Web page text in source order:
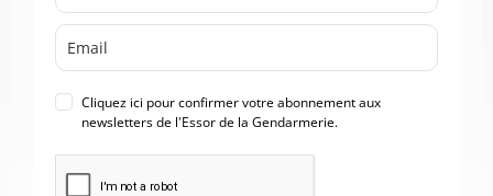
Cliquez ici pour confirmer votre abonnement aux
newsletters de l'Essor de la Gendarmerie.